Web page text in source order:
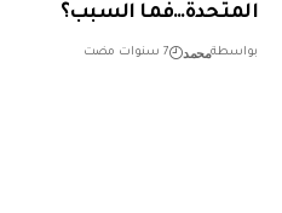
السبب؟
محمد 7 سنوات مضت